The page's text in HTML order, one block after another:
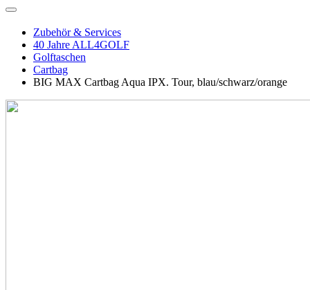
Zubehör & Services
40 Jahre ALL4GOLF
Golftaschen
Cartbag
BIG MAX Cartbag Aqua IPX. Tour, blau/schwarz/orange